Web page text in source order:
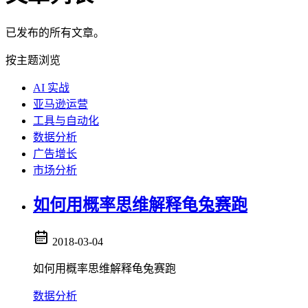
已发布的所有文章。
按主题浏览
AI 实战
亚马逊运营
工具与自动化
数据分析
广告增长
市场分析
如何用概率思维解释龟兔赛跑
2018-03-04
如何用概率思维解释龟兔赛跑
数据分析